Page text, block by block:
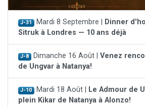
J-31 Mardi 8 Septembre |
Dinner
Sitruk à Londres — 10 ans déjà
J-8 Dimanche 16 Août | Venez
de Ungvar à Natanya!
J-10 Mardi 18 Août |
Le Admour de
plein Kikar de Natanya à Alonzo!